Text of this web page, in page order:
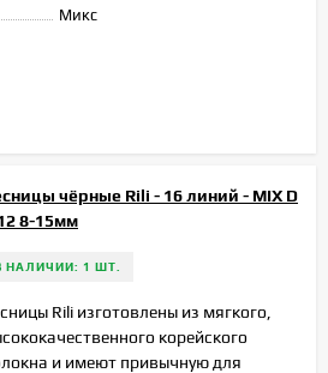
Микс
чёрные Rili - 16 линий - MIX D
8-15мм
НАЛИЧИИ: 1 ШТ.
Rili изготовлены из мягкого,
корейского
и имеют привычную для